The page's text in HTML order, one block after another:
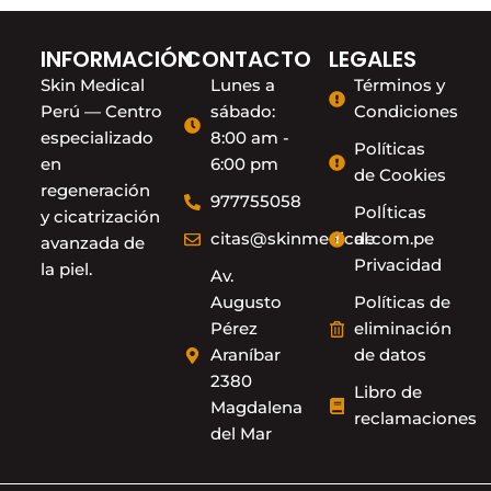
INFORMACIÓN
Skin Medical
Perú — Centro
especializado
en
regeneración
y cicatrización
avanzada de
la piel.
CONTACTO
Lunes a
sábado:
8:00 am -
6:00 pm
977755058
citas@skinmedical.com.pe
Av.
Augusto
Pérez
Araníbar
2380
Magdalena
del Mar
LEGALES
Términos y
Condiciones
Políticas
de Cookies
PolÍticas
de
Privacidad
Políticas de
eliminación
de datos
Libro de
reclamaciones